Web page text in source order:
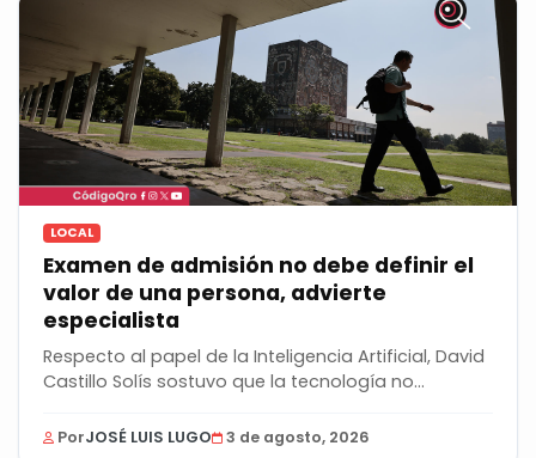
LOCAL
Examen de admisión no debe definir el
valor de una persona, advierte
especialista
Respecto al papel de la Inteligencia Artificial, David
Castillo Solís sostuvo que la tecnología no...
PorJOSÉ LUIS LUGO 3 de agosto, 2026